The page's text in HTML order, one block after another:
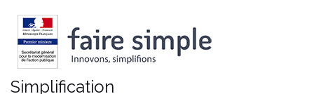
Simplification